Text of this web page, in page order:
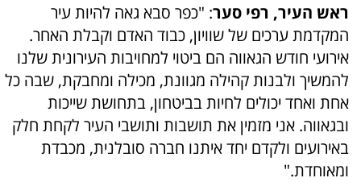
ראש העיר, רפי סער: "כפר סבא גאה להיות עיר
המקדמת ערכים של שוויון, כבוד האדם וקבלת האחר.
אירועי חודש הגאווה הם ביטוי למחויבות העירונית שלנו
להמשיך ולבנות קהילה מגוונת, מכילה ומחבקת, שבה כל
אחת ואחד יכולים לחיות בביטחון, בתחושת שייכות
ובגאווה. אני מזמין את תושבות ותושבי העיר לקחת חלק
באירועים ולקדם יחד איתנו חברה סובלנית, מכבדת
ומאוחדת."